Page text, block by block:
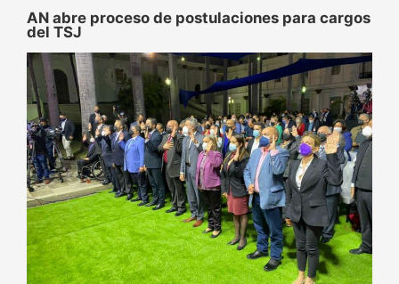
AN abre proceso de postulaciones para cargos
del TSJ